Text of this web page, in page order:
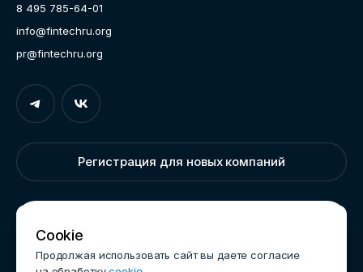
Контакты
Документы
8 495 785-64-01
info@fintechru.org
pr@fintechru.org
Регистрация для новых компаний
Cookie
Продолжая использовать сайт вы даете согласие
Вход
Укажите вашу корпоративную почту. На неё мы вышлем
ссылку для входа